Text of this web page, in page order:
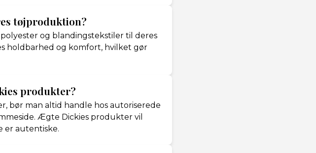
tøjproduktion?
og blandingstekstiler til deres
holdbarhed og komfort, hvilket gør
produkter?
bør man altid handle hos autoriserede
Ægte Dickies produkter vil
er autentiske.